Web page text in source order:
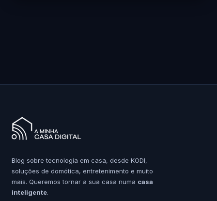
Blog sobre tecnologia em casa, desde KODI,
soluções de domótica, entretenimento e muito
mais. Queremos tornar a sua casa numa casa
inteligente.